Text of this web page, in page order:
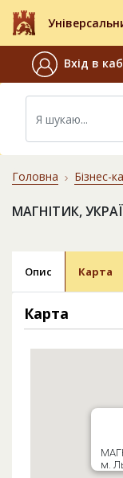
Вхід в
Головна Бізнес-
МАГНІТИК,
Опис Карта
Карта
м.